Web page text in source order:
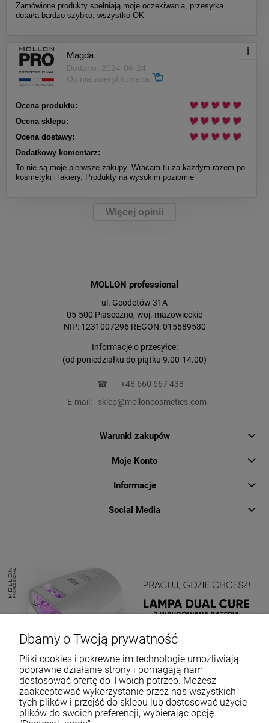
Zamówione produkty spełniają moje oczekiwania, przesyłka
dotarła bardzo szybko, wszystko OK
Magda
Dodano: 2024-06-24
Opinia zweryfikowana
Ocena produktu:
Ocena sklepu:
Ocena dostawy:
Dodatkowy komentarz:
To nie są moje pierwsze zakupy. Wracam tu za każdym razem po
kosmetyki i lakiery. Produkty na wysokim poziomie
Więcej opinii
MOLLON professional
ul. Geodetów 31A
05-500 Piaseczno, woj. mazowieckie
NIP: 1231007296 REGON: 015589580
Informacje o przesyłce:
(od poniedziałku do piątku 9.00-14.00)
☎
+48 660 667 438
E-mail:
sklep@molloncosmetics.com
Warunki zakupów
Moje Konto
Informacje
Social Media
Dbamy o Twoją prywatność
Pliki cookies i pokrewne im technologie umożliwiają
poprawne działanie strony i pomagają nam
dostosować ofertę do Twoich potrzeb. Możesz
zaakceptować wykorzystanie przez nas wszystkich
tych plików i przejść do sklepu lub dostosować użycie
plików do swoich preferencji, wybierając opcję